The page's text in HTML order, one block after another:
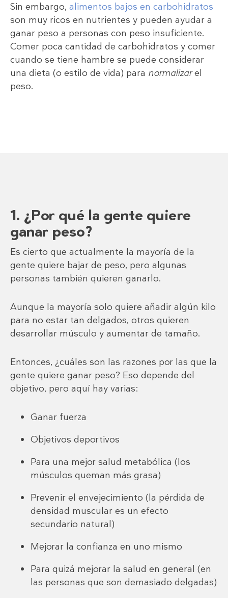
Sin embargo, alimentos bajos en carbohidratos
son muy ricos en nutrientes y pueden ayudar a
ganar peso a personas con peso insuficiente.
Comer poca cantidad de carbohidratos y comer
cuando se tiene hambre se puede considerar
una dieta (o estilo de vida) para normalizarel
peso.
1. ¿Por qué la gente quiere
ganar peso?
Es cierto que actualmente la mayoría de la
gente quiere bajar de peso, pero algunas
personas también quieren ganarlo.
Aunque la mayoría solo quiere añadir algún kilo
para no estar tan delgados, otros quieren
desarrollar músculo y aumentar de tamaño.
Entonces, ¿cuáles son las razones por las que la
gente quiere ganar peso? Eso depende del
objetivo, pero aquí hay varias:
Ganar fuerza
Objetivos deportivos
Para una mejor salud metabólica (los
músculos queman más grasa)
Prevenir el envejecimiento (la pérdida de
densidad muscular es un efecto
secundario natural)
Mejorar la confianza en uno mismo
Para quizá mejorar la salud en general (en
las personas que son demasiado delgadas)